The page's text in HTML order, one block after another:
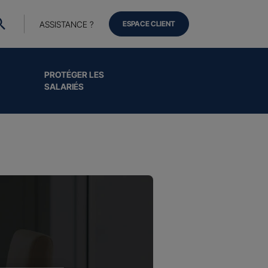
PROTÉGER LES
SALARIÉS
ASSISTANCE ? ESPACE CLIENT